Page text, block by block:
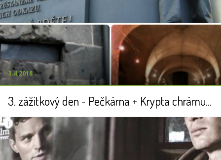
3.4.2018
3. zážitkový den - Pečkárna + Krypta chrámu sv. Cyrila a Metoděje